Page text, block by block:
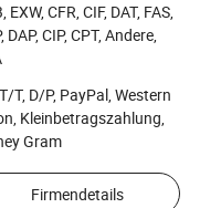
EXW, CFR, CIF, DAT, FAS,
DAP, CIP, CPT, Andere,
T, D/P, PayPal, Western
Kleinbetragszahlung,
Gram
Firmendetails